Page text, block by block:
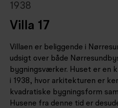
1938
Villa 17
Villaen er beliggende i
udsigt over både
bygningsværker. Huset er en
i 1938, hvor arkitekturen er
kvadratiske bygningsform
Husene fra denne tid er